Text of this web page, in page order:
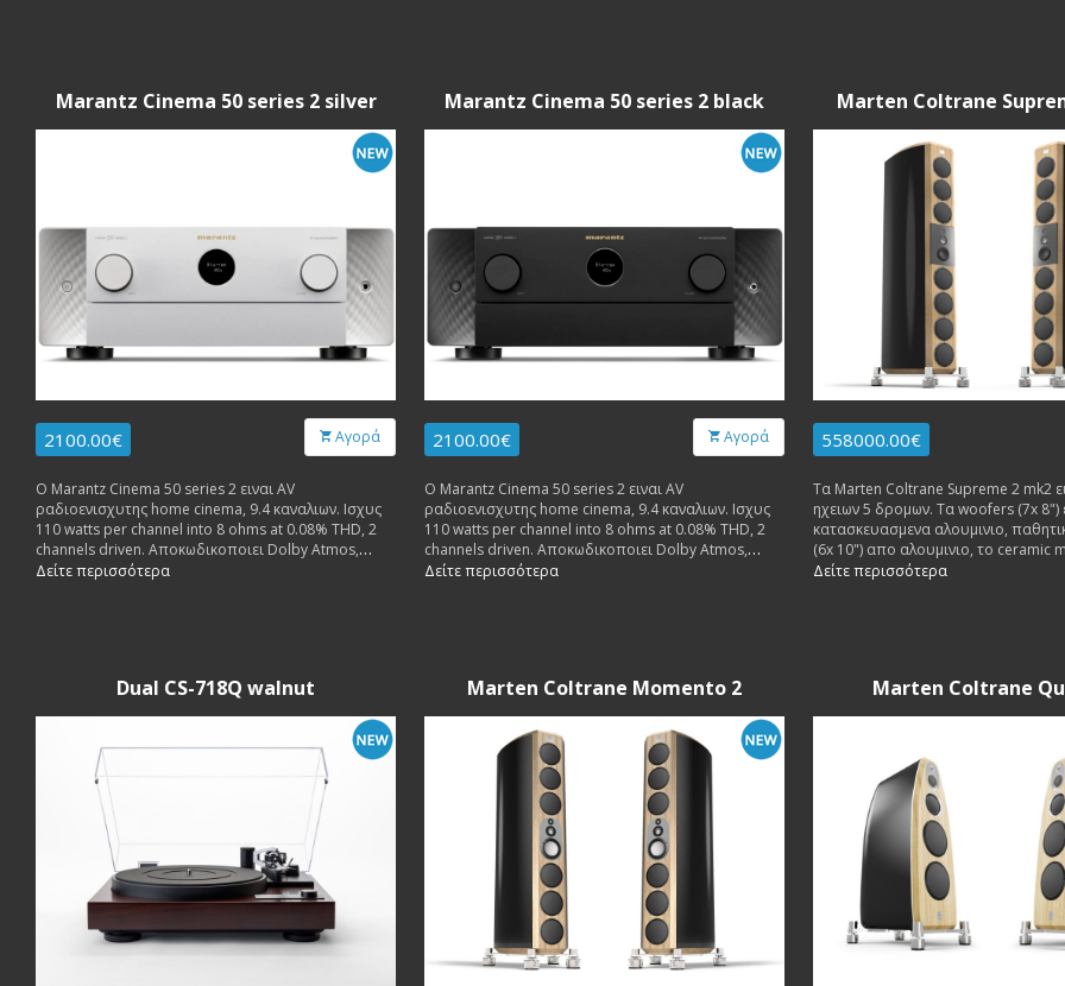
Marantz Cinema 50 series 2 silver
2100.00€ Αγορά
Ο Marantz Cinema 50 series 2 ειναι AV
ραδιοενισχυτης home cinema, 9.4 καναλιων. Ισχυς
110 watts per channel into 8 ohms at 0.08% THD, 2
channels driven. Αποκωδικοποιει Dolby Atmos,
DTS:X, IMAX Enhanced και Auro-3D. HDMI 2.1 8K/60Hz
Δείτε περισσότερα
Marantz Cinema 50 series 2 black
2100.00€ Αγορά
Ο Marantz Cinema 50 series 2 ειναι AV
ραδιοενισχυτης home cinema, 9.4 καναλιων. Ισχυς
110 watts per channel into 8 ohms at 0.08% THD, 2
channels driven. Αποκωδικοποιει Dolby Atmos,
DTS:X, IMAX Enhanced και Auro-3D. HDMI 2.1 8K/60Hz
Δείτε περισσότερα
Marten Coltrane
558000.00€
Τα Marten Coltrane Supreme 2 mk2
ηχειων 5 δρομων. Τα woofers (7x 8")
κατασκευασμενα αλουμινιο,
(6x 10") απο αλουμινιο, το ceramic
5"), το midrange (1x 2")
Δείτε περισσότερα
Dual CS-718Q walnut Marten Coltrane Momento 2 Marten Coltrane